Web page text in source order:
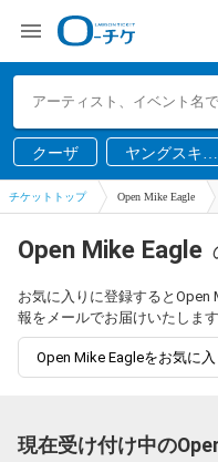
クーザ
ヤングスキニ
ー
チケットトップ Open Mike Eagle
Open Mike Eagle
お気に入りに登録するとOpen
報をメールでお届けいたします
Open Mike Eagleをお気に
現在受け付け中の